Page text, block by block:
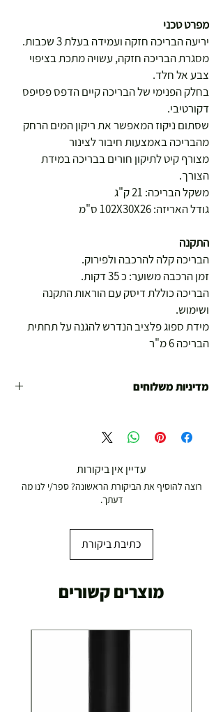
מפרט טכני
יריעה הבריכה חזקה ועמידה בעלת 3 שכבות.
מסגרת הבריכה חזקה, עשויה מתכת בציפוי
צבע אל חלד.
בחלק הפנימי של הבריכה קיים הדפס פסיפס
דקורטיבי.
שסתום ניקוז המאפשר את ריקון המים הרחק
מהבריכה באמצעות חיבור לצינור
מצורף קיט לתיקון חורים בבריכה במידת
הצורך.
משקל הבריכה: 21 ק"ג
גודל האריזה: 102X30X26 ס"מ
התקנה
הבריכה קלה להרכבה ולפירוק.
זמן הרכבה משוער: כ 35 דקות.
הבריכה כוללת דיסק עם הוראות התקנה
ושימוש.
מידת ספוג פלציב הנדרש להגנה על תחתית
הבריכה 6 מ"ר
מדיניות משלוחים
19.00 ₪
משלוח מהיר עד הבית ( עד 20 ק"ג)
תוספת התקנה למכשירי כושר / מתקני חצר ושולחנות
עדיין אין ביקורות
רוצה להוסיף את הביקורת הראשונה? ספר/י לנו מה
דעתך.
כתיבת ביקורת
מוצרים קשורים